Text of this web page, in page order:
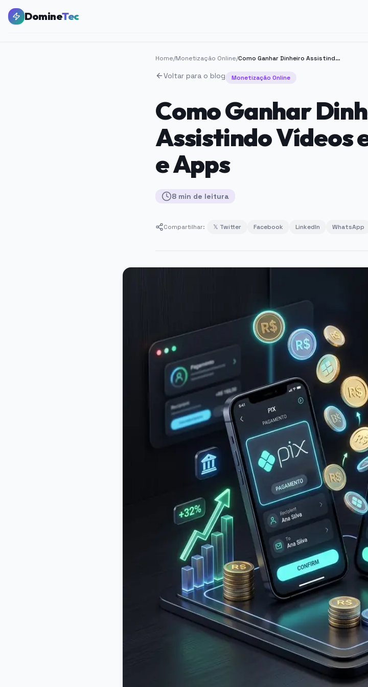
DomineTec
Home/Monetização Online/ Como Ganhar Dinheiro Assistindo Vídeos em 2026: Dicas e Apps
Voltar para o blog Monetização Online
Como Ganhar
Assistindo Vídeos
e Apps
8 min de leitura
Compartilhar: 𝕏 Twitter Facebook LinkedIn WhatsApp